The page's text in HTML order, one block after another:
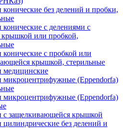
без делений и пробки,
с делениями с
крышкой или пробкой,
с пробкой или
крышкой, стерильные
медицинские
микроцентрифужные (Eppendorfа)
микроцентрифужные (Eppendorfа)
с защелкивающейся крышкой
без делений и